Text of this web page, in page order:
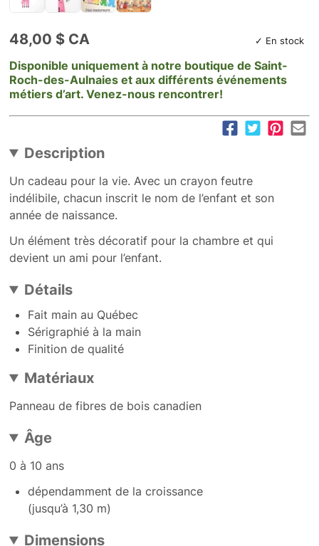
48,00 $ CA ✓ En stock
Disponible uniquement à notre boutique de Saint-
Roch-des-Aulnaies et aux différents événements
métiers d’art. Venez-nous rencontrer!
Description
Un cadeau pour la vie. Avec un crayon feutre
indélibile, chacun inscrit le nom de l’enfant et son
année de naissance.
Un élément très décoratif pour la chambre et qui
devient un ami pour l’enfant.
Détails
Fait main au Québec
Sérigraphié à la main
Finition de qualité
Matériaux
Panneau de fibres de bois canadien
Âge
0 à 10 ans
dépendamment de la croissance
(jusqu’à 1,30 m)
Dimensions